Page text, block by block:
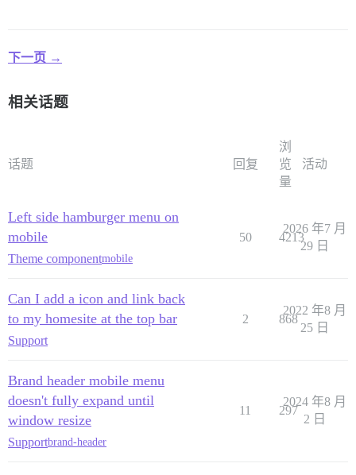
下一页 →
相关话题
话题 回复
浏
览
量
活动
Left side hamburger menu on
mobile
Theme componentmobile
50 4213
2026 年7 月
29 日
Can I add a icon and link back
to my homesite at the top bar
Support
2 868
2022 年8 月
25 日
Brand header mobile menu
doesn't fully expand until
window resize
Supportbrand-header
11 297
2024 年8 月
2 日